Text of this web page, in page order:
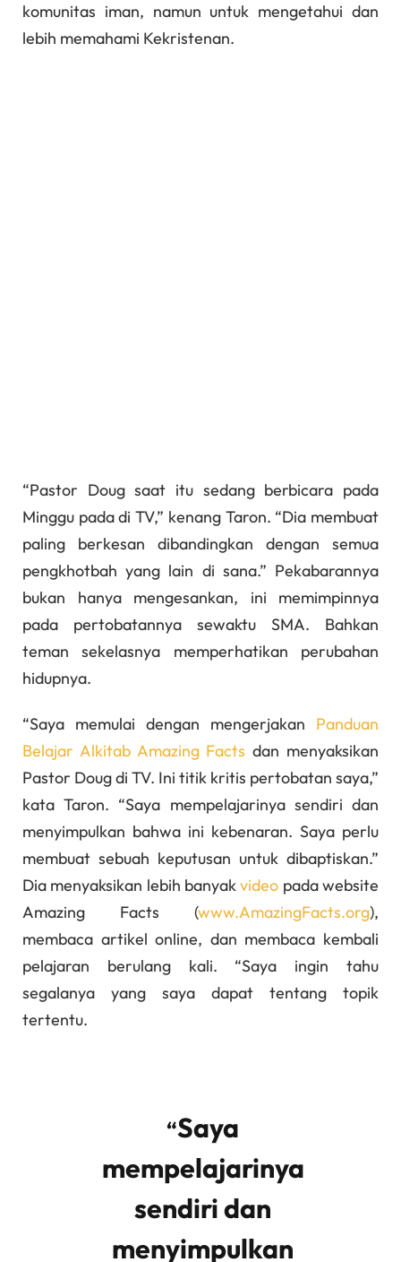
komunitas iman, namun untuk mengetahui dan
lebih memahami Kekristenan.
“Pastor Doug saat itu sedang berbicara pada
Minggu pada di TV,” kenang Taron. “Dia membuat
paling berkesan dibandingkan dengan semua
pengkhotbah yang lain di sana.” Pekabarannya
bukan hanya mengesankan, ini memimpinnya
pada pertobatannya sewaktu SMA. Bahkan
teman sekelasnya memperhatikan perubahan
hidupnya.
“Saya memulai dengan mengerjakan Panduan
Belajar Alkitab Amazing Facts dan menyaksikan
Pastor Doug di TV. Ini titik kritis pertobatan saya,”
kata Taron. “Saya mempelajarinya sendiri dan
menyimpulkan bahwa ini kebenaran. Saya perlu
membuat sebuah keputusan untuk dibaptiskan.”
Dia menyaksikan lebih banyakvideo pada website
Amazing Facts (www.AmazingFacts.org),
membaca artikel online, dan membaca kembali
pelajaran berulang kali. “Saya ingin tahu
segalanya yang saya dapat tentang topik
tertentu.
“Saya
mempelajarinya
sendiri dan
menyimpulkan